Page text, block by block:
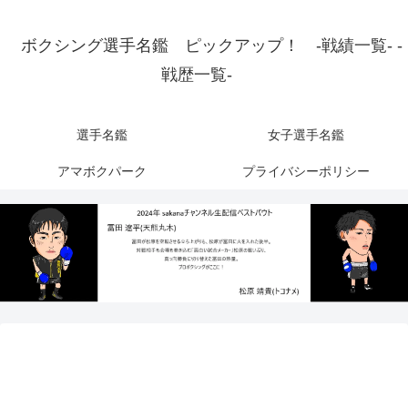
ボクシング選手名鑑 ピックアップ！ -戦績一覧- -
戦歴一覧-
選手名鑑 女子選手名鑑
アマボクパーク プライバシーポリシー